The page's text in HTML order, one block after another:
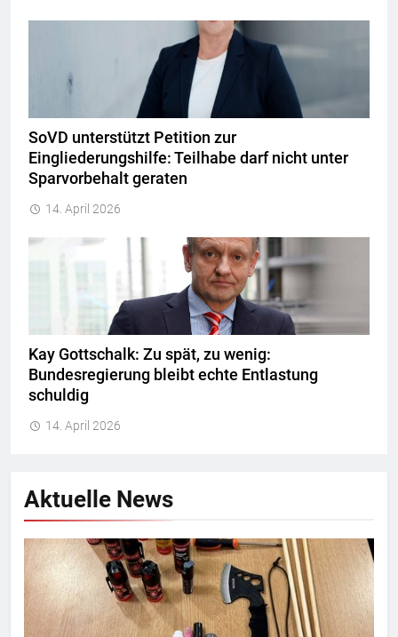
SoVD unterstützt Petition zur
Eingliederungshilfe: Teilhabe darf nicht unter
Sparvorbehalt geraten
14. April 2026
Kay Gottschalk: Zu spät, zu wenig:
Bundesregierung bleibt echte Entlastung
schuldig
14. April 2026
Aktuelle News